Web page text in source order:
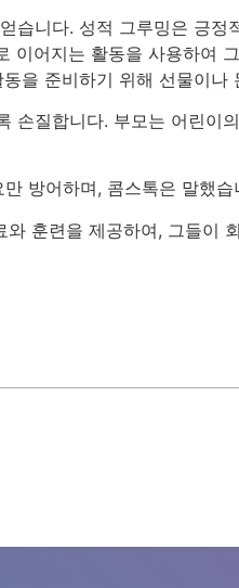
습니다. 성적 그루밍은 긍
이어지는 활동을 사용하여
을 준비하기 위해 선물이나
손질합니다. 부모는 어린이
방어하며, 콤스톡은 말했습
훈련을 제공하여, 그들이